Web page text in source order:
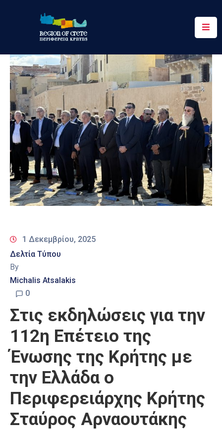
Περιφέρεια
Ενημέρωση
Έργα
&
Δράσεις
Ψηφιακές
Υπηρεσίες
Επικοινωνία
1 Δεκεμβρίου, 2025
Δελτία Τύπου
By
Michalis Atsalakis
0
Στις εκδηλώσεις για την
112η Επέτειο της
Ένωσης της Κρήτης με
την Ελλάδα ο
Περιφερειάρχης Κρήτης
Σταύρος Αρναουτάκης